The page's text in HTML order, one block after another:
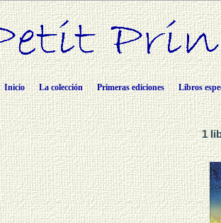
Inicio La colección Primeras ediciones Libros
1